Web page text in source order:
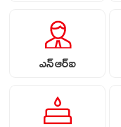
ఎన్ఆర్ఐ